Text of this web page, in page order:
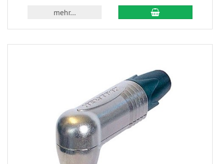
mehr...